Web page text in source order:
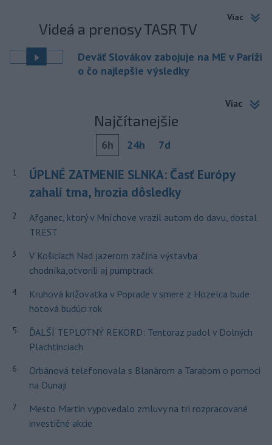
Viac
Videá a prenosy TASR TV
Deväť Slovákov zabojuje na ME v Paríži
o čo najlepšie výsledky
Viac
Najčítanejšie
6h 24h 7d
1
ÚPLNÉ ZATMENIE SLNKA: Časť Európy
zahalí tma, hrozia dôsledky
2
Afganec, ktorý v Mníchove vrazil autom do davu, dostal
TREST
3
V Košiciach Nad jazerom začína výstavba
chodníka,otvorili aj pumptrack
4
Kruhová križovatka v Poprade v smere z Hozelca bude
hotová budúci rok
5
ĎALŠÍ TEPLOTNÝ REKORD: Tentoraz padol v Dolných
Plachtinciach
6
Orbánová telefonovala s Blanárom a Tarabom o pomoci
na Dunaji
7
Mesto Martin vypovedalo zmluvy na tri rozpracované
investičné akcie